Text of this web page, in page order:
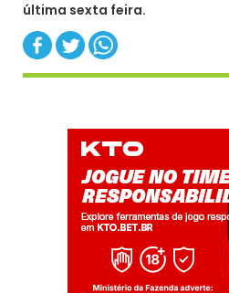
última sexta feira.